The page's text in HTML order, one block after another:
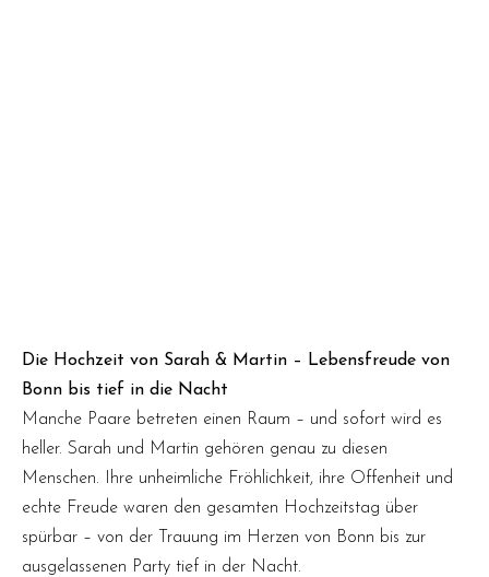
Die Hochzeit von Sarah & Martin – Lebensfreude von
Bonn bis tief in die Nacht
Manche Paare betreten einen Raum – und sofort wird es
heller. Sarah und Martin gehören genau zu diesen
Menschen. Ihre unheimliche Fröhlichkeit, ihre Offenheit und
echte Freude waren den gesamten Hochzeitstag über
spürbar – von der Trauung im Herzen von Bonn bis zur
ausgelassenen Party tief in der Nacht.